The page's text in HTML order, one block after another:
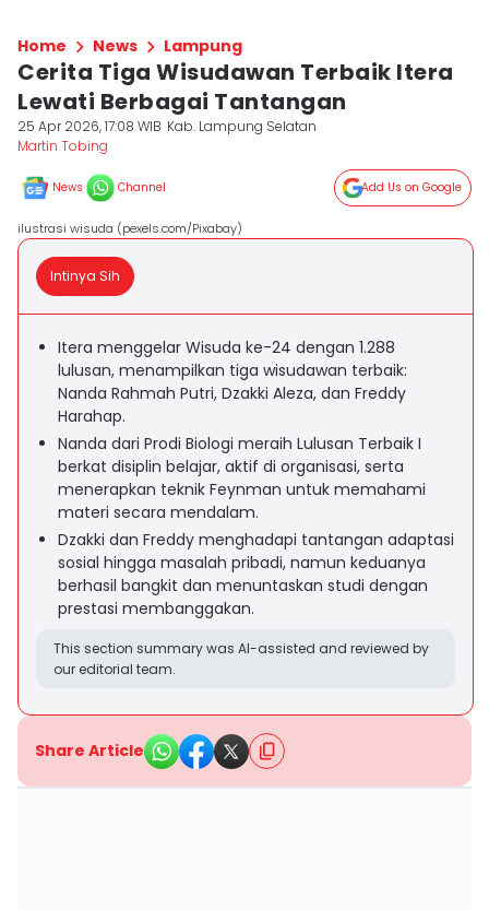
Home News Lampung
Cerita Tiga Wisudawan Terbaik Itera
Lewati Berbagai Tantangan
25 Apr 2026, 17:08 WIB Kab. Lampung Selatan
Martin Tobing
News Channel Add Us on Google
ilustrasi wisuda (pexels.com/Pixabay)
Intinya Sih
Itera menggelar Wisuda ke-24 dengan 1.288
lulusan, menampilkan tiga wisudawan terbaik:
Nanda Rahmah Putri, Dzakki Aleza, dan Freddy
Harahap.
Nanda dari Prodi Biologi meraih Lulusan Terbaik I
berkat disiplin belajar, aktif di organisasi, serta
menerapkan teknik Feynman untuk memahami
materi secara mendalam.
Dzakki dan Freddy menghadapi tantangan adaptasi
sosial hingga masalah pribadi, namun keduanya
berhasil bangkit dan menuntaskan studi dengan
prestasi membanggakan.
This section summary was AI-assisted and reviewed by
our editorial team.
Share Article